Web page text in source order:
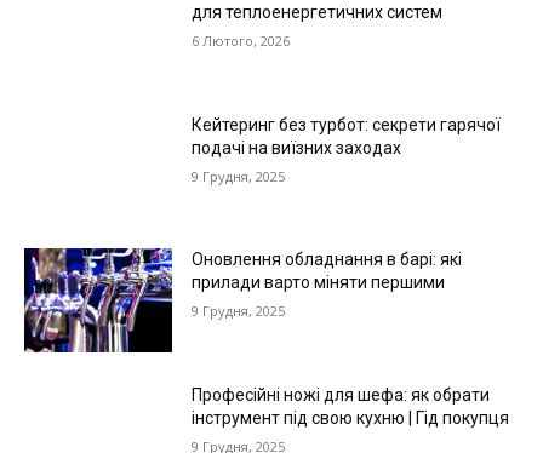
для теплоенергетичних систем
6 Лютого, 2026
Кейтеринг без турбот: секрети гарячої
подачі на виїзних заходах
9 Грудня, 2025
Оновлення обладнання в барі: які
прилади варто міняти першими
9 Грудня, 2025
Професійні ножі для шефа: як обрати
інструмент під свою кухню | Гід покупця
9 Грудня, 2025